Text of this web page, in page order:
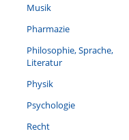
Musik
Pharmazie
Philosophie, Sprache,
Literatur
Physik
Psychologie
Recht